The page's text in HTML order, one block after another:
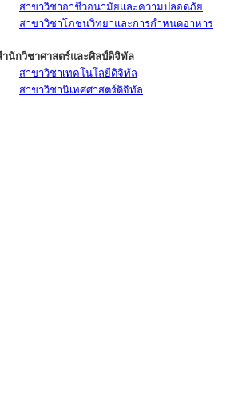
สาขาวิชาอาชีวอนามัยและความปลอดภัย
สาขาวิชาโภชนวิทยาและการกำหนดอาหาร
ำนักวิชาศาสตร์และศิลป์ดิจิทัล
สาขาวิชาเทคโนโลยีดิจิทัล
สาขาวิชานิเทศศาสตร์ดิจิทัล